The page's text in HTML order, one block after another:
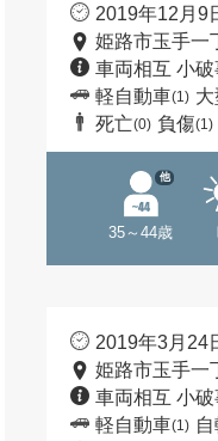
2019年12月9
姫路市玉手一
車両相互 小破
軽自動車(1)
死亡(0) 負傷(1)
35～44歳
他
2019年3月24
姫路市玉手一
車両相互 小破
軽自動車(1)